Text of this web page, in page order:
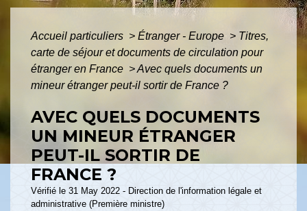
Accueil particuliers > Étranger - Europe > Titres,
carte de séjour et documents de circulation pour
étranger en France >Avec quels documents un
mineur étranger peut-il sortir de France ?
AVEC QUELS DOCUMENTS
UN MINEUR ÉTRANGER
PEUT-IL SORTIR DE
FRANCE ?
Vérifié le 31 May 2022 - Direction de l'information légale et
administrative (Première ministre)